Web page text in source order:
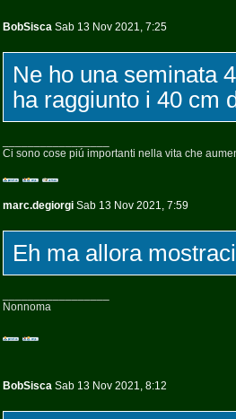
BobSisca Sab 13 Nov 2021, 7:25
Ne ho una seminata
ha raggiunto i 40 cm
Ci sono cose piú importanti nella vita che
marc.degiorgi Sab 13 Nov 2021, 7:59
Eh ma allora
Nonnoma
BobSisca Sab 13 Nov 2021, 8:12